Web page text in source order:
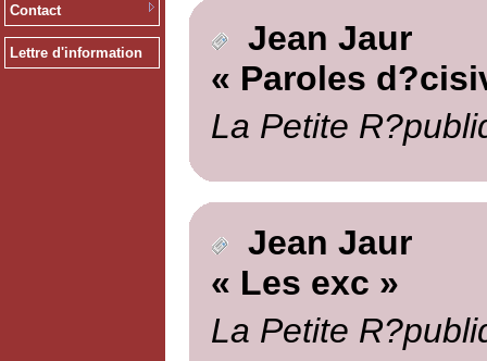
Contact
Lettre d'information
Jean Jaur
« Paroles
La Petite
Jean Jaur
« Les exc »
La Petite